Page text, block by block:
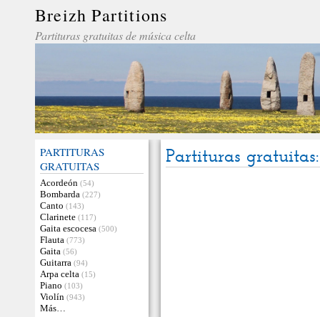
Breizh Partitions
Partituras gratuitas de música celta
PARTITURAS
GRATUITAS
Acordeón (54)
Bombarda (227)
Canto (143)
Clarinete (117)
Gaita escocesa (500)
Flauta (773)
Gaita (56)
Guitarra (94)
Arpa celta (15)
Piano (103)
Violín (943)
Más…
Partituras